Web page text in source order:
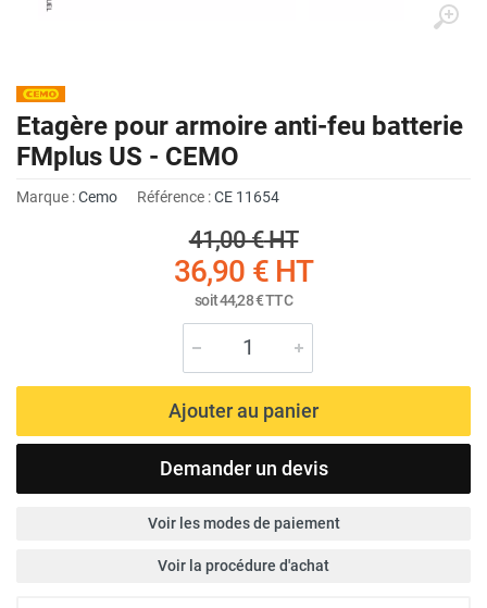
Etagère pour armoire anti-feu batterie
FMplus US - CEMO
Marque :Cemo Référence :CE 11654
41,00 €HT
36,90 €HT
soit44,28 €TTC
Ajouter au panier
Demander un devis
Voir les modes de paiement
Voir la procédure d'achat